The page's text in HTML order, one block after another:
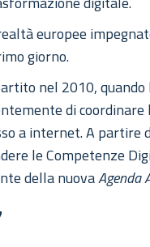
europee
giorno.
nel 2010,
di
a internet. A
le Competenze
della nuovaAgenda